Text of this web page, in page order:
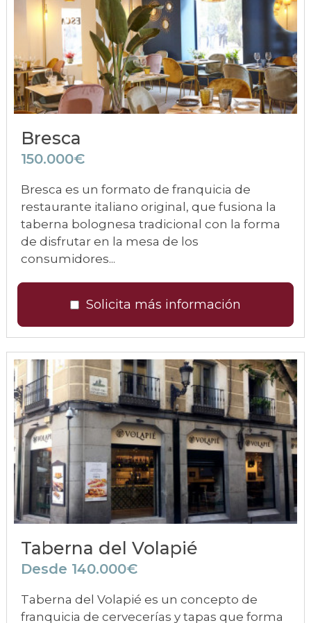
Bresca
150.000€
Bresca es un formato de franquicia de
restaurante italiano original, que fusiona la
taberna bolognesa tradicional con la forma
de disfrutar en la mesa de los
consumidores...
Solicita más información
Taberna del Volapié
Desde 140.000€
Taberna del Volapié es un concepto de
franquicia de cervecerías y tapas que forma